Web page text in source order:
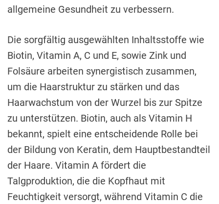
allgemeine Gesundheit zu verbessern.
Die sorgfältig ausgewählten Inhaltsstoffe wie
Biotin, Vitamin A, C und E, sowie Zink und
Folsäure arbeiten synergistisch zusammen,
um die Haarstruktur zu stärken und das
Haarwachstum von der Wurzel bis zur Spitze
zu unterstützen. Biotin, auch als Vitamin H
bekannt, spielt eine entscheidende Rolle bei
der Bildung von Keratin, dem Hauptbestandteil
der Haare. Vitamin A fördert die
Talgproduktion, die die Kopfhaut mit
Feuchtigkeit versorgt, während Vitamin C die